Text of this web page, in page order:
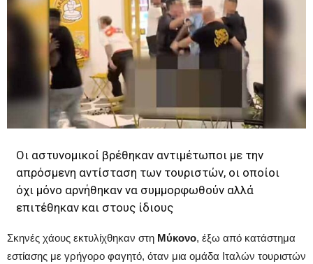
Οι αστυνομικοί βρέθηκαν αντιμέτωποι με την
απρόσμενη αντίσταση των τουριστών, οι οποίοι
όχι μόνο αρνήθηκαν να συμμορφωθούν αλλά
επιτέθηκαν και στους ίδιους
Σκηνές χάους εκτυλίχθηκαν στη Μύκονο, έξω από κατάστημα
εστίασης με γρήγορο φαγητό, όταν μια ομάδα Ιταλών τουριστών